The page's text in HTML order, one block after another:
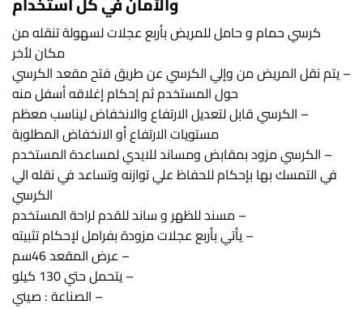
كرسي حمام و حامل للمريض بأربع عجلات لسهولة تنقله من
مكان لأخر
– يتم نقل المريض من وإلي الكرسي عن طريق فتح مقعد الكرسي
حول المستخدم ثم إحكام إغلاقه أسفل منه
– الكرسي قابل لتعديل الارتفاع والانخفاض ليناسب معظم
مستويات الارتفاع أو الانخفاض المطلوبة
– الكرسي مزود بمقابض ومساند للايدي لمساعدة المستخدم
في التمسك بها بإحكام للحفاظ علي توازنه وتساعد في نقله الي
الكرسي
– مسند للظهر و ساند للقدم لراحة المستخدم
– يأتي بأربع عجلات مزودة بفرامل لإحكام تثبيته
– عرض المقعد 46سم
– يتحمل حتي 130 كيلو
– الصناعة : صيني